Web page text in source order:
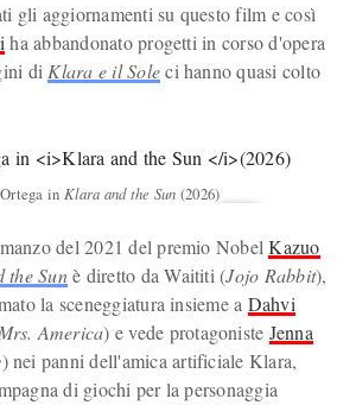
gli aggiornamenti su questo film e così
ha abbandonato progetti in corso d'opera
di Klara e il Soleci hanno quasi colto
in Klara and the Sun (2026)
del 2021 del premio NobelKazuo
the Sunè diretto da Waititi (Jojo Rabbit),
la sceneggiatura insieme a Dahvi
Mrs. America) e vede protagoniste Jenna
) nei panni dell'amica artificiale Klara,
di giochi per la personaggia